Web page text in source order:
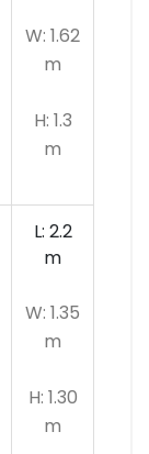
W: 1.62
m
H: 1.3
m
L: 2.2
m
W: 1.35
m
H: 1.30
m